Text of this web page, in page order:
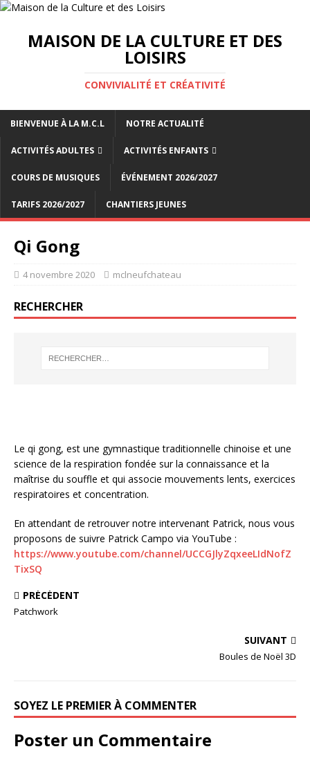
MAISON DE LA CULTURE ET DES
LOISIRS
CONVIVIALITÉ ET CRÉATIVITÉ
BIENVENUE À LA M.C.L NOTRE ACTUALITÉ
ACTIVITÉS ADULTES ACTIVITÉS ENFANTS
COURS DE MUSIQUES ÉVÉNEMENT 2026/2027
TARIFS 2026/2027 CHANTIERS JEUNES
Qi Gong
4 novembre 2020 mclneufchateau
RECHERCHER
Le qi gong, est une gymnastique traditionnelle chinoise et une
science de la respiration fondée sur la connaissance et la
maîtrise du souffle et qui associe mouvements lents, exercices
respiratoires et concentration.
En attendant de retrouver notre intervenant Patrick, nous vous
proposons de suivre Patrick Campo via YouTube :
https://www.youtube.com/channel/UCCGJlyZqxeeLIdNofZ
TixSQ
PRÉCÉDENT
Patchwork
SUIVANT
Boules de Noël 3D
SOYEZ LE PREMIER À COMMENTER
Poster un Commentaire